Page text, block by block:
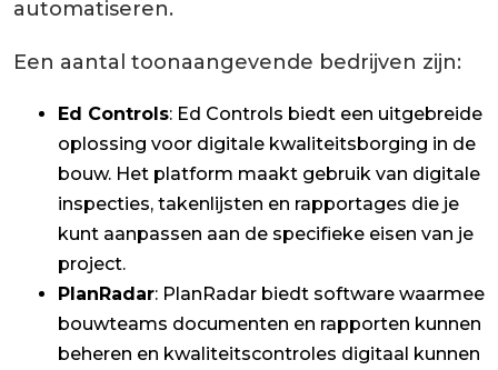
automatiseren.
Een aantal toonaangevende bedrijven zijn:
Ed Controls: Ed Controls biedt een uitgebreide
oplossing voor digitale kwaliteitsborging in de
bouw. Het platform maakt gebruik van digitale
inspecties, takenlijsten en rapportages die je
kunt aanpassen aan de specifieke eisen van je
project.
PlanRadar: PlanRadar biedt software waarmee
bouwteams documenten en rapporten kunnen
beheren en kwaliteitscontroles digitaal kunnen